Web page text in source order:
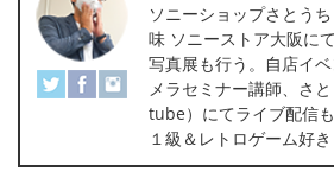
ソニーショップさとう
味 ソニーストア大阪に
写真展も行う。自店イ
メラセミナー講師、さ
tube）にてライブ配信
１級＆レトロゲーム好き